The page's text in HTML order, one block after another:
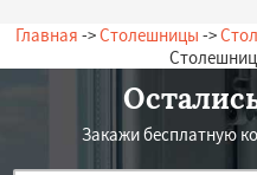
Главная ->Столешницы ->
Закажи бесплатную